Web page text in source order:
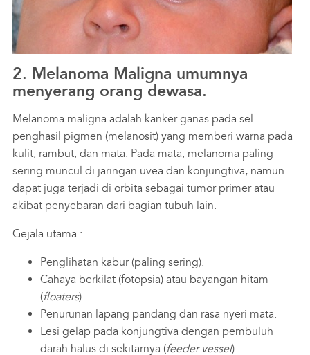
2. Melanoma Maligna umumnya
menyerang orang dewasa.
Melanoma maligna adalah kanker ganas pada sel
penghasil pigmen (melanosit) yang memberi warna pada
kulit, rambut, dan mata. Pada mata, melanoma paling
sering muncul di jaringan uvea dan konjungtiva, namun
dapat juga terjadi di orbita sebagai tumor primer atau
akibat penyebaran dari bagian tubuh lain.
Gejala utama :
Penglihatan kabur (paling sering).
Cahaya berkilat (fotopsia) atau bayangan hitam
(floaters).
Penurunan lapang pandang dan rasa nyeri mata.
Lesi gelap pada konjungtiva dengan pembuluh
darah halus di sekitarnya (feeder vessel).